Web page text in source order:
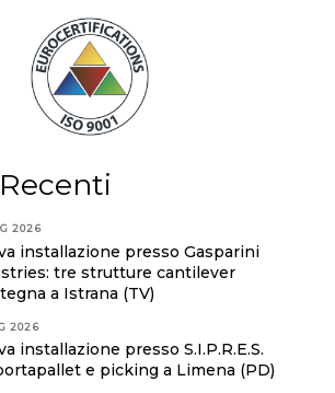
2026
installazione presso Gasparini
tre strutture cantilever
a Istrana (TV)
2026
installazione presso S.I.P.R.E.S.
e picking a Limena (PD)